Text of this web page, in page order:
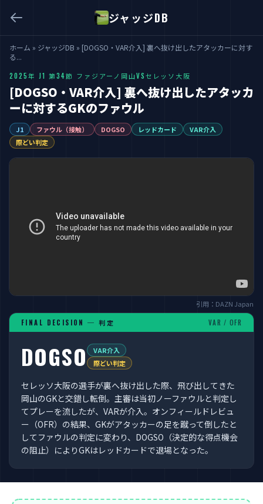
ジャッジDB
ホーム » ジャッジDB » [DOGSO・VAR介入] 裏へ抜け出したアタッカーに対す
る...
2025年 J1 第34節 ファジアーノ岡山VSセレッソ大阪
[DOGSO・VAR介入] 裏へ抜け出したアタッカ
ーに対するGKのファウル
J1 ファウル（接触） DOGSO レッドカード
VAR介入
際どい判定
引用：DAZN Japan
FINAL DECISION ─ 判定
VAR / OFR
DOGSO
VAR介入
際どい判定
セレッソ大阪の選手が裏へ抜け出した際、飛び出してきた
岡山のGKと交錯し転倒。主審は当初ノーファウルと判定し
てプレーを流したが、VARが介入。オンフィールドレビュ
ー（OFR）の結果、GKがアタッカーの足を蹴って倒したと
してファウルの判定に変わり、DOGSO（決定的な得点機会
の阻止）によりGKはレッドカードで退場となった。